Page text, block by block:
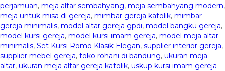
perjamuan, meja altar sembahyang, meja sembahyang modern,
meja untuk misa di gereja, mimbar gereja katolik, mimbar
gereja minimalis, model altar gereja gpdi, model bangku gereja,
model kursi gereja, model kursi imam gereja, model meja altar
minimalis, Set Kursi Romo Klasik Elegan, supplier interior gereja,
supplier mebel gereja, toko rohani di bandung, ukuran meja
altar, ukuran meja altar gereja katolik, uskup kursi imam gereja